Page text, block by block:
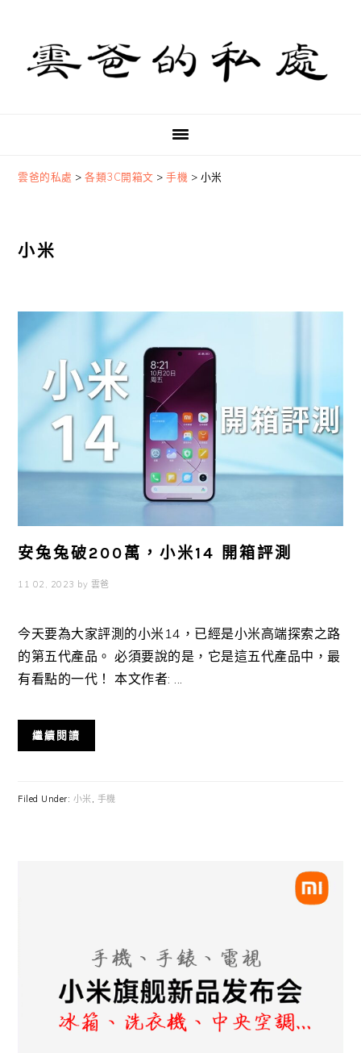
primary
navigation
content
primary
sidebar
雲爸的私處 >各類3C開箱文 >手機 > 小米
小米
安兔兔破200萬，小米14 開箱評測
11 02, 2023 by 雲爸
今天要為大家評測的小米14，已經是小米高端探索之路
的第五代產品。 必須要說的是，它是這五代產品中，最
有看點的一代！ 本文作者: ...
繼續閱讀
Filed Under: 小米 手機